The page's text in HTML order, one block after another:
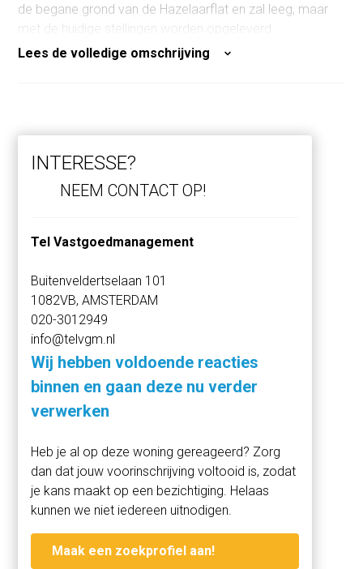
de begane grond van de Hazelaarflat en zal leeg, maar
met de huidige stellingen worden opgeleverd.
Hoogte garagedeur 1,94 cm
€42.000,- k.k
SERVICEKOSTEN VVE
De servicekosten bedragen € 42,- per maand
Engllish version:
*This Property is listed by a MVA Certified Expat Broker*
Garage of approximately 16 m², located in a quiet and
green residential area, just around the corner from
Sportlaan and Van der Hooplaan in Amstelveen. The
garage is situated on the ground floor of the Hazelaarflat
and will be delivered vacant, including the existing shelving
Lees de volledige omschrijving
INTERESSE?
NEEM CONTACT OP!
Tel Vastgoedmanagement
Buitenveldertselaan 101
1082VB, AMSTERDAM
020-3012949
info@telvgm.nl
Wij hebben voldoende reacties
binnen en gaan deze nu verder
verwerken
Heb je al op deze woning gereageerd? Zorg
dan dat jouw voorinschrijving voltooid is, zodat
je kans maakt op een bezichtiging. Helaas
kunnen we niet iedereen uitnodigen.
Maak een zoekprofiel aan!